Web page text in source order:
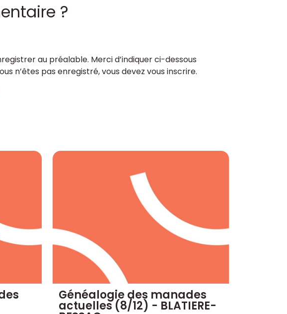
?
au préalable. Merci d’indiquer ci-dessous
n’êtes pas enregistré, vous devez vous inscrire.
Généalogie des manades
actuelles (8/12) - BLATIERE-